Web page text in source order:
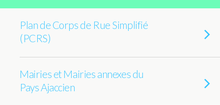
Plan de Corps de Rue Simplifié
(PCRS)
Mairies et Mairies annexes du
Pays Ajaccien